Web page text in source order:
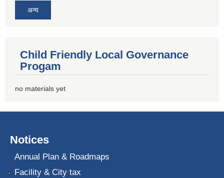
अन्य
Child Friendly Local Governance
Progam
no materials yet
Notices
Annual Plan & Roadmaps
Facility & City tax